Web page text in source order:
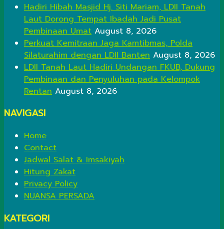
Hadiri Hibah Masjid Hj. Siti Mariam, LDII Tanah
Laut Dorong Tempat Ibadah Jadi Pusat
Pembinaan Umat August 8, 2026
Perkuat Kemitraan Jaga Kamtibmas, Polda
Silaturahim dengan LDII Banten August 8, 2026
LDII Tanah Laut Hadiri Undangan FKUB, Dukung
Pembinaan dan Penyuluhan pada Kelompok
Rentan August 8, 2026
NAVIGASI
Home
Contact
Jadwal Salat & Imsakiyah
Hitung Zakat
Privacy Policy
NUANSA PERSADA
KATEGORI